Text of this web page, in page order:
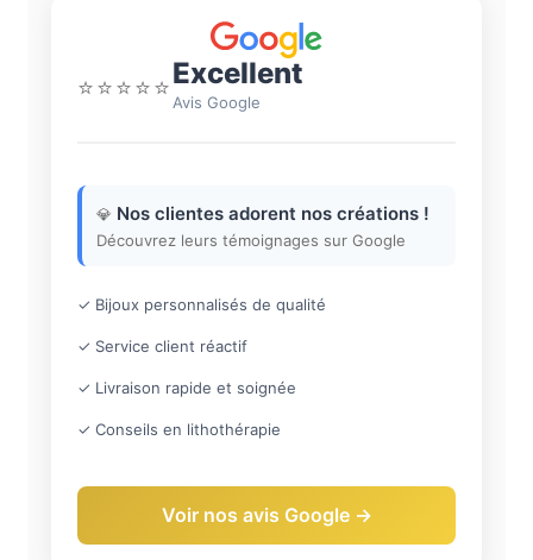
⭐⭐⭐⭐⭐Excellent
Avis Google
💎 Nos clientes adorent nos créations !
Découvrez leurs témoignages sur Google
✓ Bijoux personnalisés de qualité
✓ Service client réactif
✓ Livraison rapide et soignée
✓ Conseils en lithothérapie
Voir nos avis Google →